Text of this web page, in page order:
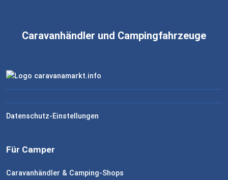
Caravanhändler und Campingfahrzeuge
Datenschutz-Einstellungen
Für Camper
Caravanhändler & Camping-Shops